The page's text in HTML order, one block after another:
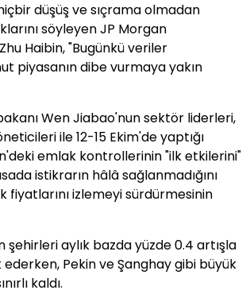
düşüş ve sıçrama olmadan
söyleyen JP Morgan
Haibin, "Bugünkü veriler
piyasanın dibe vurmaya yakın
Wen Jiabao'nun sektör liderleri,
ile 12-15 Ekim'de yaptığı
emlak kontrollerinin "ilk etkilerini"
istikrarın hâlâ sağlanmadığını
fiyatlarını izlemeyi sürdürmesinin
aylık bazda yüzde 0.4 artışla
Pekin ve Şanghay gibi büyük
kaldı.